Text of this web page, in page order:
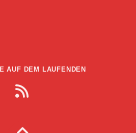
AUF DEM LAUFENDEN